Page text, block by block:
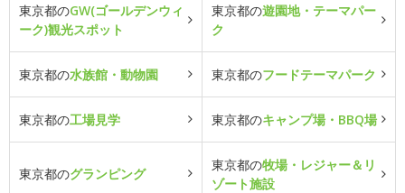
東京都のGW(ゴールデンウィ
ーク)観光スポット
東京都の遊園地・テーマパー
ク
東京都の水族館・動物園 東京都のフードテーマパーク
東京都の工場見学 東京都のキャンプ場・BBQ場
東京都のグランピング
東京都の牧場・レジャー＆リ
ゾート施設